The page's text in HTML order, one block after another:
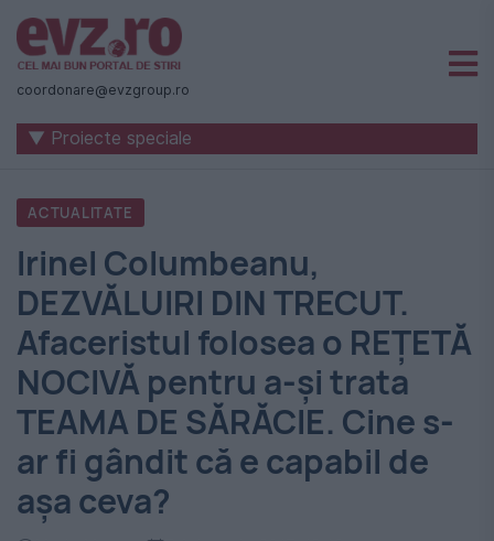
Știri
naționale
internaționale
România
Evenimentul
Zilei
coordonare@evzgroup.ro
▼ Proiecte speciale
ACTUALITATE
Irinel Columbeanu,
DEZVĂLUIRI DIN TRECUT.
Afaceristul folosea o REŢETĂ
NOCIVĂ pentru a-şi trata
TEAMA DE SĂRĂCIE. Cine s-
ar fi gândit că e capabil de
aşa ceva?